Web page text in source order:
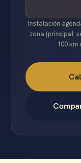
Instalación
zona (principal:
100 km